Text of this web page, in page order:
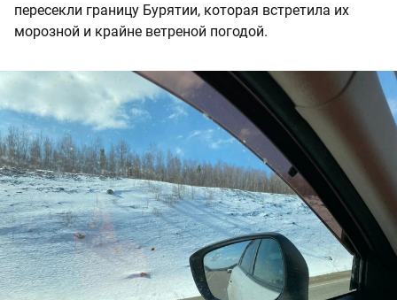
пересекли границу Бурятии, которая встретила их
морозной и крайне ветреной погодой.